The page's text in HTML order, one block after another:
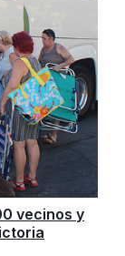
vecinos y